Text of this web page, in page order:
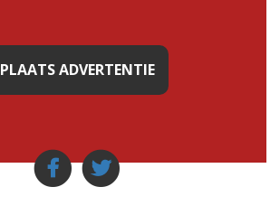
PLAATS ADVERTENTIE